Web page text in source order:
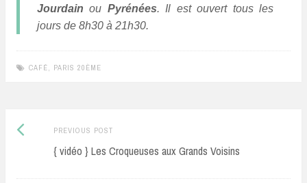
Jourdain ou Pyrénées. Il est ouvert tous les
jours de 8h30 à 21h30.
CAFÉ, PARIS 20ÈME
Post
navigation
PREVIOUS POSTPrevious
post:
{ vidéo } Les Croqueuses aux Grands Voisins